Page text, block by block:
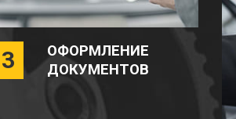
3
ОФОРМЛЕНИЕ
ДОКУМЕНТОВ